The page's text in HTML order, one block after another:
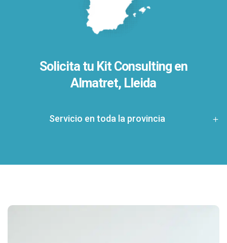
Solicita tu Kit Consulting en
Almatret, Lleida
Servicio en toda la provincia